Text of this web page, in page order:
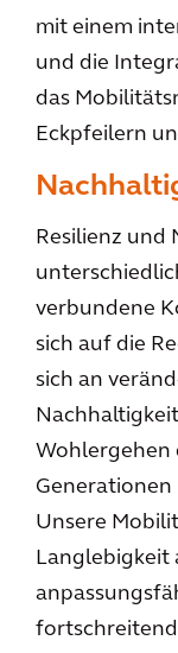
mit einem
und die
das
Eckpfeilern
Resilienz und
verbundene
sich auf die
sich an
Wohlergehen
Generationen
Unsere
Langlebigkeit